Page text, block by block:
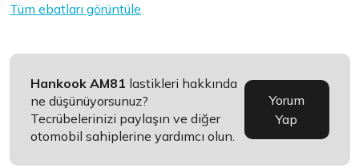
Tüm ebatları görüntüle
Hankook AM81 lastikleri hakkında
ne düşünüyorsunuz?
Tecrübelerinizi paylaşın ve diğer
otomobil sahiplerine yardımcı olun.
Yorum
Yap